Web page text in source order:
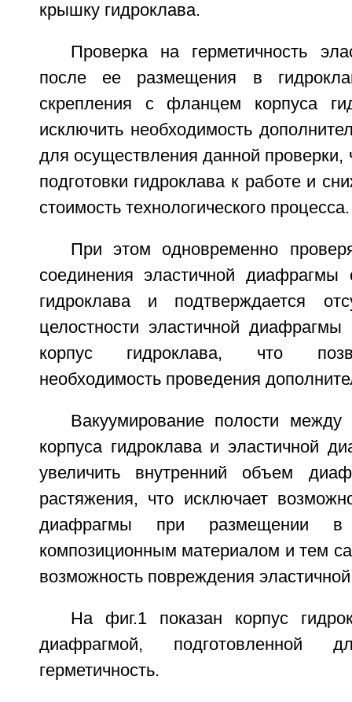
крышку гидроклава.
Проверка на герметичность
после ее размещения в
скрепления с фланцем корпуса
исключить необходимость
для осуществления данной проверки,
подготовки гидроклава к работе и
стоимость технологического процесса.
При этом одновременно
соединения эластичной
гидроклава и подтверждается
целостности эластичной
корпус гидроклава, что
необходимость проведения
Вакуумирование полости между
корпуса гидроклава и эластичной
увеличить внутренний объем
растяжения, что исключает
диафрагмы при размещении
композиционным материалом и тем
возможность повреждения
На фиг.1 показан корпус
диафрагмой, подготовленной
герметичность.